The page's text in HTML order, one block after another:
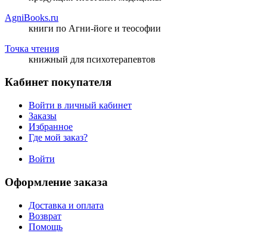
AgniBooks.ru
книги по Агни-йоге и теософии
Точка чтения
книжный для психотерапевтов
Кабинет покупателя
Войти в личный кабинет
Заказы
Избранное
Где мой заказ?
Войти
Оформление заказа
Доставка и оплата
Возврат
Помощь